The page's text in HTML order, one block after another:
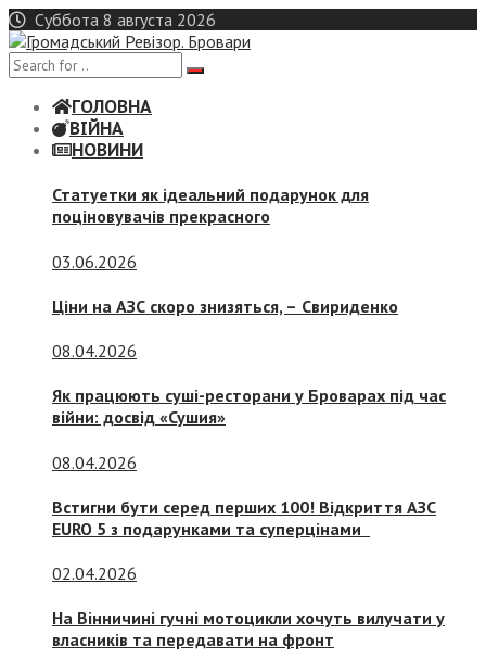
Skip
to
content
Суббота 8 августа 2026
ГОЛОВНА
ВІЙНА
НОВИНИ
Статуетки як ідеальний подарунок для
поціновувачів прекрасного
03.06.2026
Ціни на АЗС скоро знизяться, – Свириденко
08.04.2026
Як працюють суші-ресторани у Броварах під час
війни: досвід «Сушия»
08.04.2026
Встигни бути серед перших 100! Відкриття АЗС
EURO 5 з подарунками та суперцінами
02.04.2026
На Вінничині гучні мотоцикли хочуть вилучати у
власників та передавати на фронт